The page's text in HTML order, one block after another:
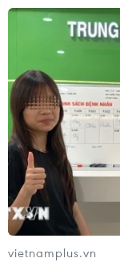
vietnamplus.vn